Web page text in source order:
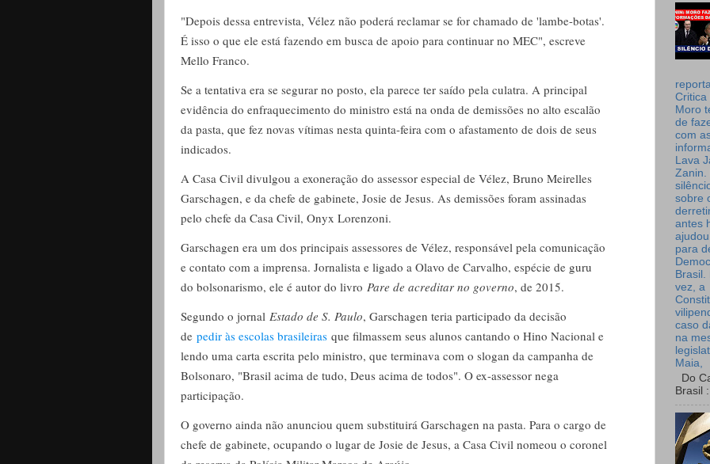
"Depois dessa entrevista, Vélez não poderá reclamar se for chamado de 'lambe-botas'.
É isso o que ele está fazendo em busca de apoio para continuar no MEC", escreve
Mello Franco.
Se a tentativa era se segurar no posto, ela parece ter saído pela culatra. A principal
evidência do enfraquecimento do ministro está na onda de demissões no alto escalão
da pasta, que fez novas vítimas nesta quinta-feira com o afastamento de dois de seus
indicados.
A Casa Civil divulgou a exoneração do assessor especial de Vélez, Bruno Meirelles
Garschagen, e da chefe de gabinete, Josie de Jesus. As demissões foram assinadas
pelo chefe da Casa Civil, Onyx Lorenzoni.
Garschagen era um dos principais assessores de Vélez, responsável pela comunicação
e contato com a imprensa. Jornalista e ligado a Olavo de Carvalho, espécie de guru
do bolsonarismo, ele é autor do livro Pare de acreditar no governo, de 2015.
Segundo o jornal Estado de S. Paulo, Garschagen teria participado da decisão
de pedir às escolas brasileiras que filmassem seus alunos cantando o Hino Nacional e
lendo uma carta escrita pelo ministro, que terminava com o slogan da campanha de
Bolsonaro, "Brasil acima de tudo, Deus acima de todos". O ex-assessor nega
participação.
O governo ainda não anunciou quem substituirá Garschagen na pasta. Para o cargo de
chefe de gabinete, ocupando o lugar de Josie de Jesus, a Casa Civil nomeou o coronel
Critica
Moro
de
com
Lava
Zanin.
sobre
antes
para
Brasil.
vez, a
caso
na
Maia,
Do
Brasil :